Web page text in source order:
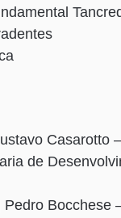
Casarotto
de
Bocchese